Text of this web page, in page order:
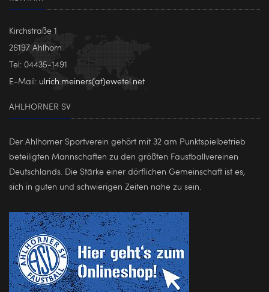
Kirchstraße 1
26197 Ahlhorn
Tel: 04435-1491
E-Mail: ulrich.meiners(at)ewetel.net
AHLHORNER SV
Der Ahlhorner Sportverein gehört mit 32 am Punktspielbetrieb
beteiligten Mannschaften zu den größten Faustballvereinen
Deutschlands. Die Stärke einer dörflichen Gemeinschaft ist es,
sich in guten und schwierigen Zeiten nahe zu sein.